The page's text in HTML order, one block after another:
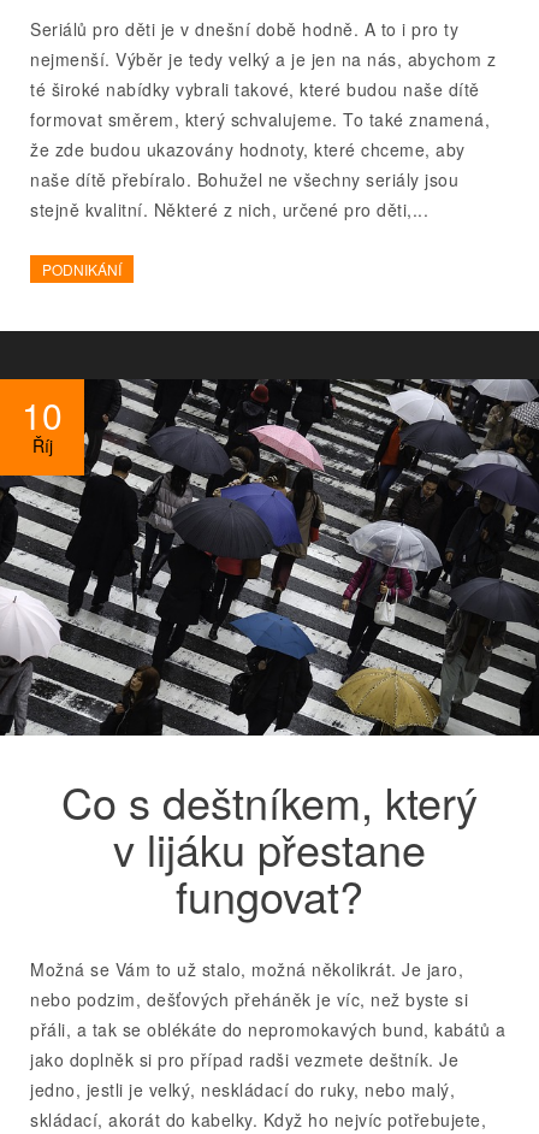
Seriálů pro děti je v dnešní době hodně. A to i pro ty
nejmenší. Výběr je tedy velký a je jen na nás, abychom z
té široké nabídky vybrali takové, které budou naše dítě
formovat směrem, který schvalujeme. To také znamená,
že zde budou ukazovány hodnoty, které chceme, aby
naše dítě přebíralo. Bohužel ne všechny seriály jsou
stejně kvalitní. Některé z nich, určené pro děti,...
PODNIKÁNÍ
10
Říj
Co s deštníkem, který
v lijáku přestane
fungovat?
Možná se Vám to už stalo, možná několikrát. Je jaro,
nebo podzim, dešťových přeháněk je víc, než byste si
přáli, a tak se oblékáte do nepromokavých bund, kabátů a
jako doplněk si pro případ radši vezmete deštník. Je
jedno, jestli je velký, neskládací do ruky, nebo malý,
skládací, akorát do kabelky. Když ho nejvíc potřebujete,